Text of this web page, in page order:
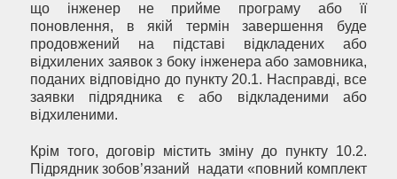
що інженер не прийме програму або її
поновлення, в якій термін завершення буде
продовжений на підставі відкладених або
відхилених заявок з боку інженера або замовника,
поданих відповідно до пункту 20.1. Насправді, все
заявки підрядника є або відкладеними або
відхиленими.
Крім того, договір містить зміну до пункту 10.2.
Підрядник зобов’язаний надати «повний комплект